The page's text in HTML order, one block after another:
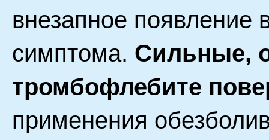
внезапное появление
симптома. Сильные,
тромбофлебите
применения